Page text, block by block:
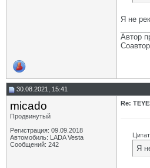
Я не
Автор
30.08.2021, 15:41
micado
Продвинутый
Регистрация: 09.09.2018
Автомобиль: LADA Vesta
Сообщений: 242
Re:
Я